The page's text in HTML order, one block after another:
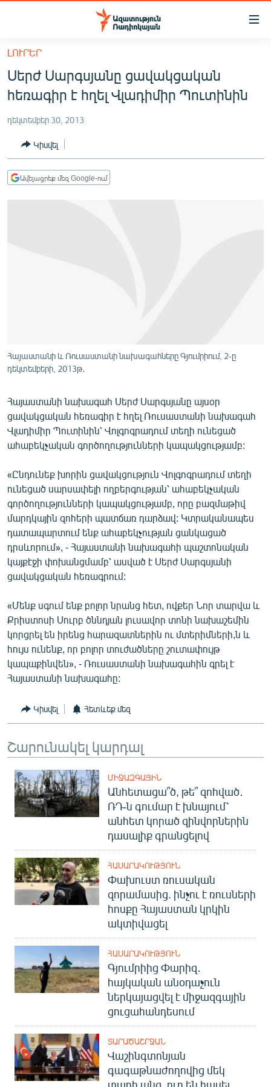
Մատչելիության
հիմնական
բովանդակությանը
Անցնել
հիմնական
մենյուին
ՀԱՅԱՍՏԱՆ
ՔԱՂԱՔԱԿԱՆ
ԸՆՏՐՈՒԹՅՈՒՆՆԵՐ 2026
ԻՐԱՎՈՒՆՔ
ՀԱՍԱՐԱԿՈՒԹՅՈՒՆ
ՏՏ ԵՒ ԻՆՏԵՐՆԵՏ
ԱՐԽԻՎ
ՏԵՍԱՆՅՈՒԹԵՐ
ՁԳՏԵԼՈՎ ԼԱՎԱԳՈՒՅՆԻՆ
ՓՈԴՔԱՍԹ
Հայերեն
English
Русский
ՀԵՏԵՎԵՔ ՄԵԶ
ԼՈՒՐԵՐ
Սերժ Սարգսյանը ցավակցական
հեռագիր է հղել Վլադիմիր Պուտինին
դեկտեմբեր 30, 2013
Կիսվել
Ավելացրեք մեզ Google-ում
Հայաստանի և Ռուսաստանի նախագահները Գյումրիում, 2-ը
դեկտեմբերի, 2013թ․
Հայաստանի նախագահ Սերժ Սարգսյանը այսօր
ցավակցական հեռագիր է հղել Ռուսաստանի նախագահ
Վլադիմիր Պուտինին՝ Վոլգոգրադում տեղի ունեցած
ահաբեկչական գործողությունների կապակցությամբ:
«Ընդունեք խորին ցավակցություն Վոլգոգրադում տեղի
ունեցած սարսափելի ողբերգության՝ ահաբեկչական
գործողությունների կապակցությամբ, որը բազմաթիվ
մարդկային զոհերի պատճառ դարձավ: Կտրականապես
դատապարտում ենք ահաբեկչության ցանկացած
դրսևորում», - Հայաստանի նախագահի պաշտոնական
կայքէջի փոխանցմամբ՝ ասված է Սերժ Սարգսյանի
ցավակցական հեռագրում:
«Մենք սգում ենք բոլոր նրանց հետ, ովքեր Նոր տարվա և
Քրիստոսի Սուրբ ծննդյան լուսավոր տոնի նախաշեմին
կորցրել են իրենց հարազատներին ու մտերիմների,ն և
հույս ունենք, որ բոլոր տուժածները շուտափույթ
կապաքինվեն», - Ռուսաստանի նախագահին գրել է
Հայաստանի նախագահը:
Կիսվել Հետևեք մեզ
Շարունակել կարդալ
ՄԻՋԱԶԳԱՅԻՆ
Անհետացա՞ծ, թե՞ զոհված․
ՌԴ-ն գումար է խնայում՝
անհետ կորած զինվորներին
դասալիք գրանցելով
ՀԱՍԱՐԱԿՈՒԹՅՈՒՆ
Փախուստ ռուսական
զորամասից. ինչու է ռուսների
հոսքը Հայաստան կրկին
ակտիվացել
ՀԱՍԱՐԱԿՈՒԹՅՈՒՆ
Գյումրիից Փարիզ․
հայկական անօդաչուն
ներկայացվել է միջազգային
ցուցահանդեսում
ՏԱՐԱԾԱՇՐՋԱՆ
Վաշինգտոնյան
գագաթնաժողովից մեկ
տարի անց. ուր են հասել